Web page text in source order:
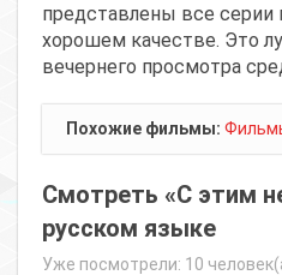
представлены все серии
хорошем качестве. Это
вечернего просмотра
Похожие фильмы:
Смотреть «С этим
русском языке
Уже посмотрели: 10